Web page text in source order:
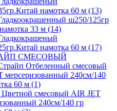
намотка 60 м (13)
ш250/125гр
33 м (14)
намотка 60 м (17)
СМЕСОВЫЙ
Отбеленный смесовый
мерсеризованный 240см/140
60 м (1)
смесовый AIR JET
240см/140 гр